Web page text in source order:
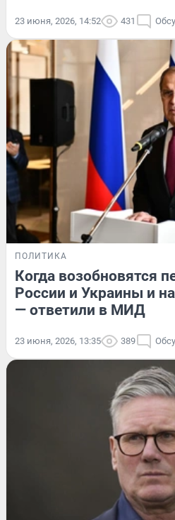
23 июня, 2026, 14:52 431
ПОЛИТИКА
Когда возобновятся
России и Украины и
— ответили в МИД
23 июня, 2026, 13:35 389